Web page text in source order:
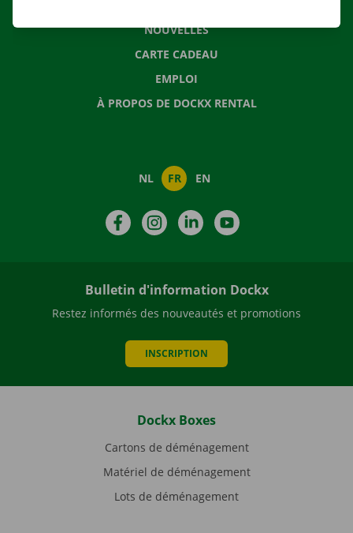
NOUVELLES
CARTE CADEAU
EMPLOI
À PROPOS DE DOCKX RENTAL
NL FR EN
FacebookInstagramLinkedIn
Bulletin d'information Dockx
Restez informés des nouveautés et promotions
INSCRIPTION
Dockx Boxes
Cartons de déménagement
Matériel de déménagement
Lots de déménagement